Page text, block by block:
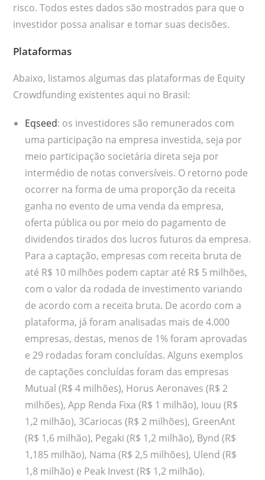
risco. Todos estes dados são mostrados para que o
investidor possa analisar e tomar suas decisões.
Plataformas
Abaixo, listamos algumas das plataformas de Equity
Crowdfunding existentes aqui no Brasil:
Eqseed: os investidores são remunerados com
uma participação na empresa investida, seja por
meio participação societária direta seja por
intermédio de notas conversíveis. O retorno pode
ocorrer na forma de uma proporção da receita
ganha no evento de uma venda da empresa,
oferta pública ou por meio do pagamento de
dividendos tirados dos lucros futuros da empresa.
Para a captação, empresas com receita bruta de
até R$ 10 milhões podem captar até R$ 5 milhões,
com o valor da rodada de investimento variando
de acordo com a receita bruta. De acordo com a
plataforma, já foram analisadas mais de 4.000
empresas, destas, menos de 1% foram aprovadas
e 29 rodadas foram concluídas. Alguns exemplos
de captações concluídas foram das empresas
Mutual (R$ 4 milhões), Horus Aeronaves (R$ 2
milhões), App Renda Fixa (R$ 1 milhão), Iouu (R$
1,2 milhão), 3Cariocas (R$ 2 milhões), GreenAnt
(R$ 1,6 milhão), Pegaki (R$ 1,2 milhão), Bynd (R$
1,185 milhão), Nama (R$ 2,5 milhões), Ulend (R$
1,8 milhão) e Peak Invest (R$ 1,2 milhão).